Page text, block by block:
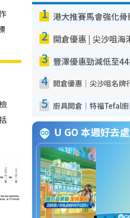
1
2
3
4
5
U GO 本週好去處